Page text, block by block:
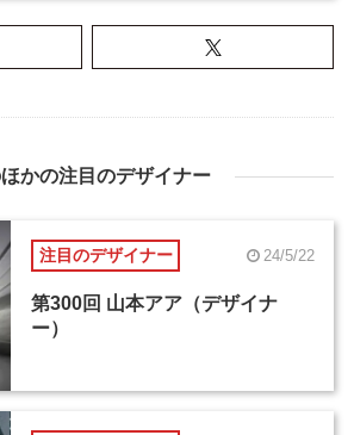
かの注目のデザイナー
注目のデザイナー 24/5/22
第300回 山本アア（デザイナ
ー）